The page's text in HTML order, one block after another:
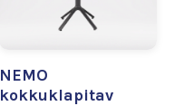
NEMO
kokkuklapitav